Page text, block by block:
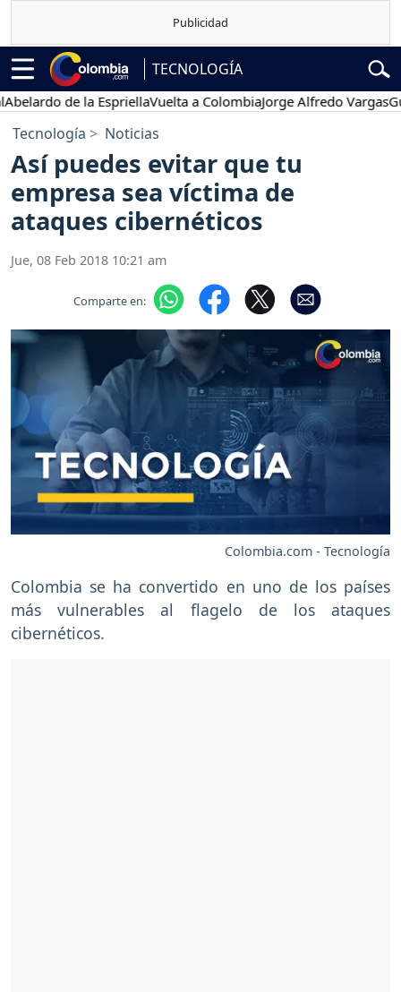
TECNOLOGÍA
de la EspriellaVuelta a ColombiaJorge Alfredo Vargas
Tecnología Noticias
Así puedes evitar que tu
empresa sea víctima de
ataques cibernéticos
Jue, 08 Feb 2018 10:21 am
Comparte en:
Colombia.com - Tecnología
Colombia se ha convertido en uno de los países
más vulnerables al flagelo de los ataques
cibernéticos.